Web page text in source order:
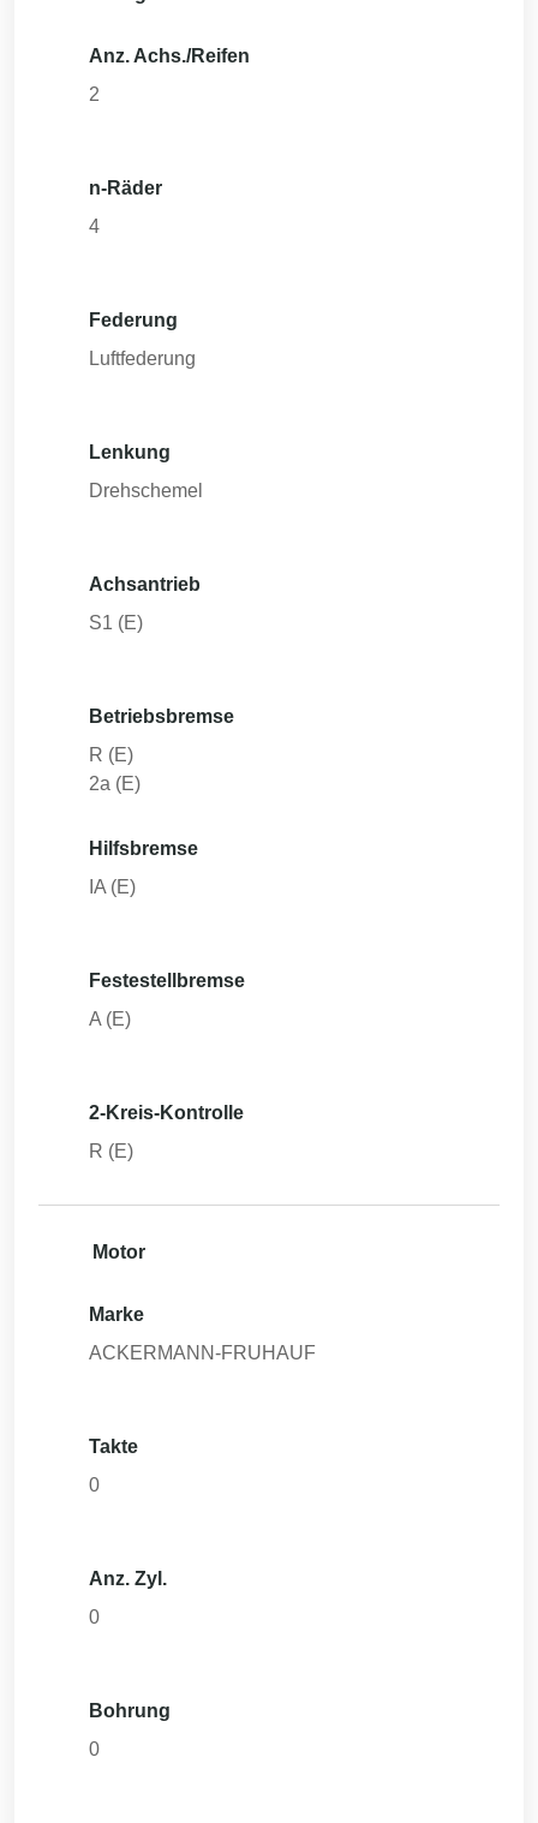
Anz. Achs./Reifen
2
n-Räder
4
Federung
Luftfederung
Lenkung
Drehschemel
Achsantrieb
S1 (E)
Betriebsbremse
R (E)
2a (E)
Hilfsbremse
IA (E)
Festestellbremse
A (E)
2-Kreis-Kontrolle
R (E)
Motor
Marke
ACKERMANN-FRUHAUF
Takte
0
Anz. Zyl.
0
Bohrung
0